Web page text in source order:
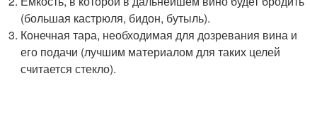
(большая кастрюля, бидон, бутыль).
Конечная тара, необходимая для дозревания вина и
его подачи (лучшим материалом для таких целей
считается стекло).